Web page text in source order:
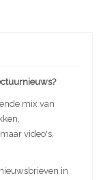
mix van
video's,
in